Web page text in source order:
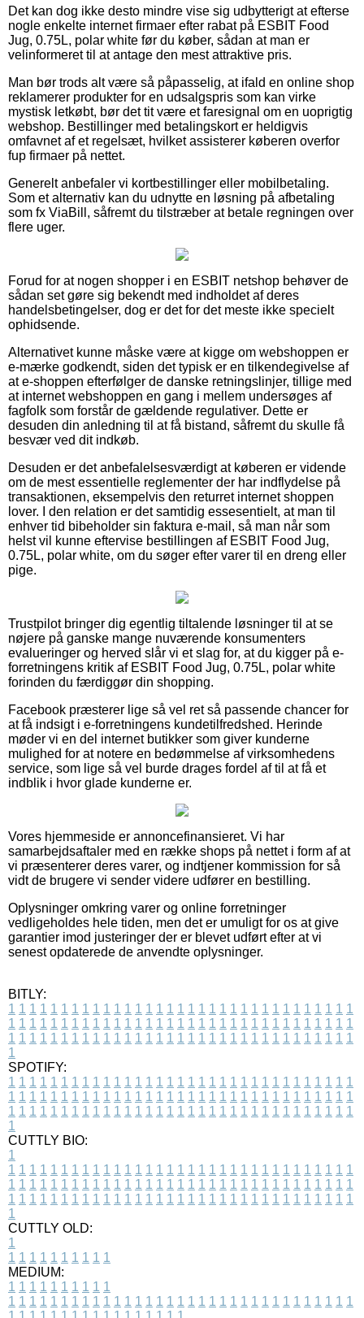
Det kan dog ikke desto mindre vise sig udbytterigt at efterse
nogle enkelte internet firmaer efter rabat på ESBIT Food
Jug, 0.75L, polar white før du køber, sådan at man er
velinformeret til at antage den mest attraktive pris.
Man bør trods alt være så påpasselig, at ifald en online shop
reklamerer produkter for en udsalgspris som kan virke
mystisk letkøbt, bør det tit være et faresignal om en uoprigtig
webshop. Bestillinger med betalingskort er heldigvis
omfavnet af et regelsæt, hvilket assisterer køberen overfor
fup firmaer på nettet.
Generelt anbefaler vi kortbestillinger eller mobilbetaling.
Som et alternativ kan du udnytte en løsning på afbetaling
som fx ViaBill, såfremt du tilstræber at betale regningen over
flere uger.
Forud for at nogen shopper i en ESBIT netshop behøver de
sådan set gøre sig bekendt med indholdet af deres
handelsbetingelser, dog er det for det meste ikke specielt
ophidsende.
Alternativet kunne måske være at kigge om webshoppen er
e-mærke godkendt, siden det typisk er en tilkendegivelse af
at e-shoppen efterfølger de danske retningslinjer, tillige med
at internet webshoppen en gang i mellem undersøges af
fagfolk som forstår de gældende regulativer. Dette er
desuden din anledning til at få bistand, såfremt du skulle få
besvær ved dit indkøb.
Desuden er det anbefalelsesværdigt at køberen er vidende
om de mest essentielle reglementer der har indflydelse på
transaktionen, eksempelvis den returret internet shoppen
lover. I den relation er det samtidig essesentielt, at man til
enhver tid bibeholder sin faktura e-mail, så man når som
helst vil kunne eftervise bestillingen af ESBIT Food Jug,
0.75L, polar white, om du søger efter varer til en dreng eller
pige.
Trustpilot bringer dig egentlig tiltalende løsninger til at se
nøjere på ganske mange nuværende konsumenters
evalueringer og herved slår vi et slag for, at du kigger på e-
forretningens kritik af ESBIT Food Jug, 0.75L, polar white
forinden du færdiggør din shopping.
Facebook præsterer lige så vel ret så passende chancer for
at få indsigt i e-forretningens kundetilfredshed. Herinde
møder vi en del internet butikker som giver kunderne
mulighed for at notere en bedømmelse af virksomhedens
service, som lige så vel burde drages fordel af til at få et
indblik i hvor glade kunderne er.
Vores hjemmeside er annoncefinansieret. Vi har
samarbejdsaftaler med en række shops på nettet i form af at
vi præsenterer deres varer, og indtjener kommission for så
vidt de brugere vi sender videre udfører en bestilling.
Oplysninger omkring varer og online forretninger
vedligeholdes hele tiden, men det er umuligt for os at give
garantier imod justeringer der er blevet udført efter at vi
senest opdaterede de anvendte oplysninger.
BITLY:
1 1 1 1 1 1 1 1 1 1 1 1 1 1 1 1 1 1 1 1 1 1 1 1 1 1 1 1 1 1 1 1 1
1 1 1 1 1 1 1 1 1 1 1 1 1 1 1 1 1 1 1 1 1 1 1 1 1 1 1 1 1 1 1 1 1
1 1 1 1 1 1 1 1 1 1 1 1 1 1 1 1 1 1 1 1 1 1 1 1 1 1 1 1 1 1 1 1 1
1
SPOTIFY:
1 1 1 1 1 1 1 1 1 1 1 1 1 1 1 1 1 1 1 1 1 1 1 1 1 1 1 1 1 1 1 1 1
1 1 1 1 1 1 1 1 1 1 1 1 1 1 1 1 1 1 1 1 1 1 1 1 1 1 1 1 1 1 1 1 1
1 1 1 1 1 1 1 1 1 1 1 1 1 1 1 1 1 1 1 1 1 1 1 1 1 1 1 1 1 1 1 1 1
1
CUTTLY BIO:
1
1 1 1 1 1 1 1 1 1 1 1 1 1 1 1 1 1 1 1 1 1 1 1 1 1 1 1 1 1 1 1 1 1
1 1 1 1 1 1 1 1 1 1 1 1 1 1 1 1 1 1 1 1 1 1 1 1 1 1 1 1 1 1 1 1 1
1 1 1 1 1 1 1 1 1 1 1 1 1 1 1 1 1 1 1 1 1 1 1 1 1 1 1 1 1 1 1 1 1
1
CUTTLY OLD:
1
1 1 1 1 1 1 1 1 1 1
MEDIUM:
1 1 1 1 1 1 1 1 1 1
1 1 1 1 1 1 1 1 1 1 1 1 1 1 1 1 1 1 1 1 1 1 1 1 1 1 1 1 1 1 1 1 1